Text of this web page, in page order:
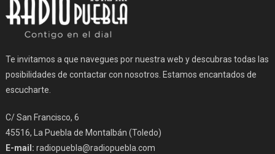
Te invitamos a que navegues por nuestra web y descubras todas las
posibilidades de contactar con nosotros. Estamos encantados de
escucharte.
C/ San Francisco, 6
45516, La Puebla de Montalbán (Toledo)
E-mail: radiopuebla@radiopuebla.com